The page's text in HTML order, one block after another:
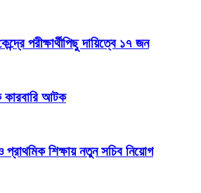
পরীক্ষার্থীপিছু দায়িত্বে ১৭ জন
কারবারি আটক
প্রাথমিক শিক্ষায় নতুন সচিব নিয়োগ